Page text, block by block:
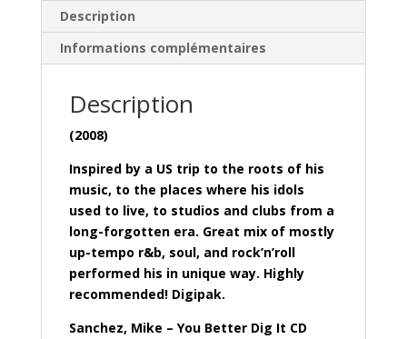
Description
Informations complémentaires
Description
(2008)
Inspired by a US trip to the roots of his
music, to the places where his idols
used to live, to studios and clubs from a
long-forgotten era. Great mix of mostly
up-tempo r&b, soul, and rock’n’roll
performed his in unique way. Highly
recommended! Digipak.
Sanchez, Mike – You Better Dig It CD